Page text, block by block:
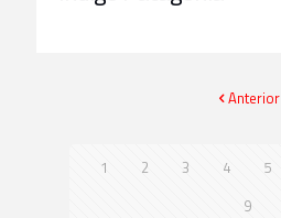
Anterior
1 2 3 4 5
9